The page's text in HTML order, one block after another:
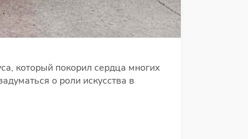
который покорил сердца многих
о роли искусства в